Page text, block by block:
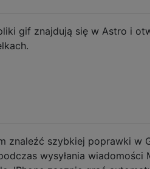
gif znajdują się w Astro i
znaleźć szybkiej poprawki w
wysyłania wiadomości